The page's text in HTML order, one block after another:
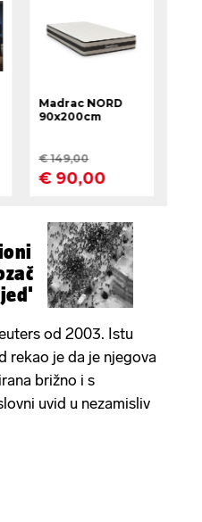
od 2003. Istu
rekao je da je njegova
brižno i s
uvid u nezamisliv